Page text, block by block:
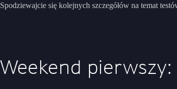
Spodziewajcie się kolejnych szczegółów na temat
Weekend